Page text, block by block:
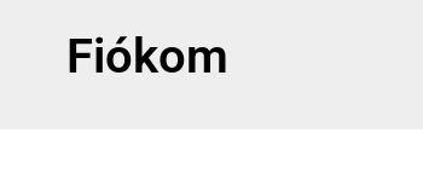
Fiókom